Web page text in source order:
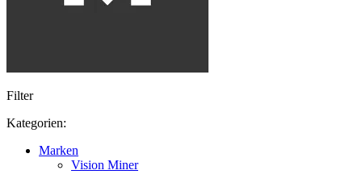
Filter
Kategorien:
Marken
Vision Miner